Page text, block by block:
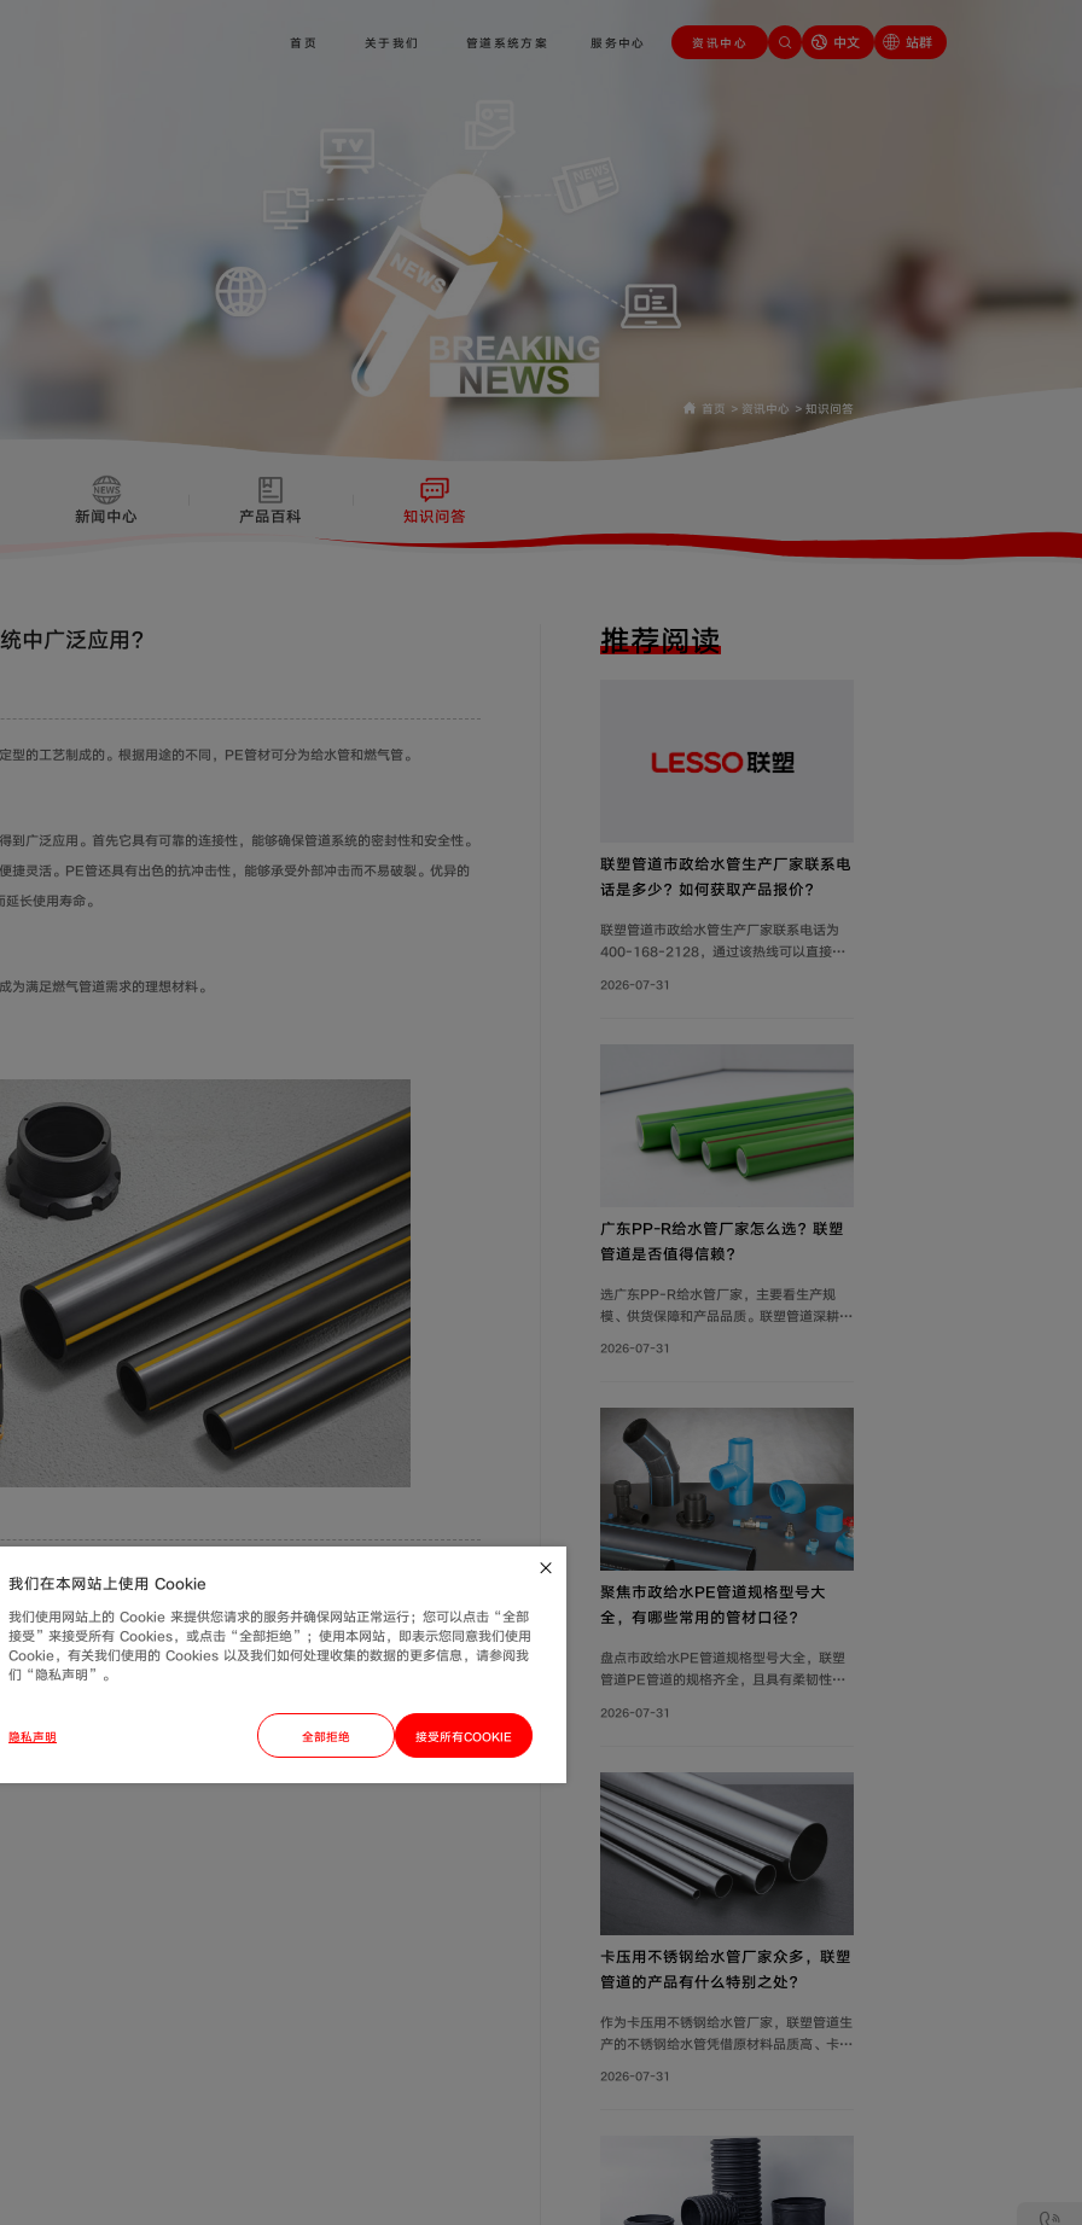
首页 关于我们 管道系统方案 服务中心 资讯中心 中文 站群
首页 > 资讯中心 > 知识问答
新闻中心 产品百科 知识问答
中广泛应用？
的工艺制成的。根据用途的不同，PE管材可分为给水管和燃气管。
广泛应用。首先它具有可靠的连接性，能够确保管道系统的密封性和安全性。
捷灵活。PE管还具有出色的抗冲击性，能够承受外部冲击而不易破裂。优异的
长使用寿命。
为满足燃气管道需求的理想材料。
返回列表
推荐阅读
联塑管道市政给水管生产厂家联系电
话是多少？如何获取产品报价？
联塑管道市政给水管生产厂家联系电话为
400-168-2128，通过该热线可以直接获
还可通过官网及微信公众号获取产品报价和
2026-07-31
广东PP-R给水管厂家怎么选？联塑
管道是否值得信赖？
选广东PP-R给水管厂家，主要看生产规
模、供货保障和产品品质。联塑管道深耕管
是值得信赖的选择。
2026-07-31
聚焦市政给水PE管道规格型号大
全，有哪些常用的管材口径？
盘点市政给水PE管道规格型号大全，联塑
管道PE管道的规格齐全，且具有柔韧性
特点，广泛应用于市政供水系统、建筑给水
管及小区给水，大口径（dn125-
dn1600）用于市政主干管。
2026-07-31
卡压用不锈钢给水管厂家众多，联塑
管道的产品有什么特别之处？
作为卡压用不锈钢给水管厂家，联塑管道生
产的不锈钢给水管凭借原材料品质高、卡压
筑给水、冷却循环水系统、气体输送等场
2026-07-31
我们在本网站上使用 Cookie
我们使用网站上的 Cookie 来提供您请求的服务并确保网站正常运行；您可以点击“全部
接受”来接受所有 Cookies，或点击“全部拒绝”；使用本网站，即表示您同意我们使用
Cookie，有关我们使用的 Cookies 以及我们如何处理收集的数据的更多信息，请参阅我
们“隐私声明”。
隐私声明 全部拒绝 接受所有COOKIE